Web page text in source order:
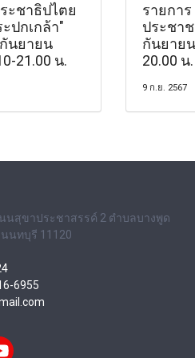
ะชาธิปไตย
ปกเกล้า"
นยายน
21.00 น.
รายกา
ประชา
กันยายน
20.00 น.
9 ก.ย. 2567
นสุขาประชาสรรค์ 2 ตำบลบางพูด
นนทบุรี 11120
6955